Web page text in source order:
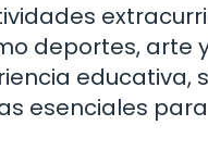
deportes, arte
educativa,
esenciales